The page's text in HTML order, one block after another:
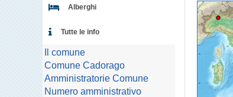
Alberghi
Tutte le info
Il comune
Comune Cadorago
Amministratorie Comune
Numero amministrativo